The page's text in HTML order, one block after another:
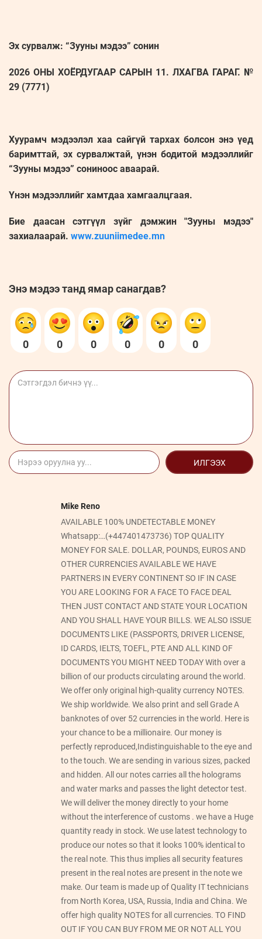
Эх сурвалж: “Зууны мэдээ” сонин
2026 ОНЫ ХОЁРДУГААР САРЫН 11. ЛХАГВА ГАРАГ. №
29 (7771)
Хуурамч мэдээлэл хаа сайгүй тархах болсон энэ үед
баримттай, эх сурвалжтай, үнэн бодитой мэдээллийг
“Зууны мэдээ” сониноос аваарай.
Үнэн мэдээллийг хамтдаа хамгаалцгаая.
Бие даасан сэтгүүл зүйг дэмжин "Зууны мэдээ"
захиалаарай. www.zuuniimedee.mn
Энэ мэдээ танд ямар санагдав?
0 0 0 0 0 0
ИЛГЭЭХ
Mike Reno
AVAILABLE 100% UNDETECTABLE MONEY
Whatsapp:…(+447401473736) TOP QUALITY
MONEY FOR SALE. DOLLAR, POUNDS, EUROS AND
OTHER CURRENCIES AVAILABLE WE HAVE
PARTNERS IN EVERY CONTINENT SO IF IN CASE
YOU ARE LOOKING FOR A FACE TO FACE DEAL
THEN JUST CONTACT AND STATE YOUR LOCATION
AND YOU SHALL HAVE YOUR BILLS. WE ALSO ISSUE
DOCUMENTS LIKE (PASSPORTS, DRIVER LICENSE,
ID CARDS, IELTS, TOEFL, PTE AND ALL KIND OF
DOCUMENTS YOU MIGHT NEED TODAY With over a
billion of our products circulating around the world.
We offer only original high-quality currency NOTES.
We ship worldwide. We also print and sell Grade A
banknotes of over 52 currencies in the world. Here is
your chance to be a millionaire. Our money is
perfectly reproduced,Indistinguishable to the eye and
to the touch. We are sending in various sizes, packed
and hidden. All our notes carries all the holograms
and water marks and passes the light detector test.
We will deliver the money directly to your home
without the interference of customs . we have a Huge
quantity ready in stock. We use latest technology to
produce our notes so that it looks 100% identical to
the real note. This thus implies all security features
present in the real notes are present in the note we
make. Our team is made up of Quality IT technicians
from North Korea, USA, Russia, India and China. We
offer high quality NOTES for all currencies. TO FIND
OUT IF YOU CAN BUY FROM ME OR NOT ALL YOU